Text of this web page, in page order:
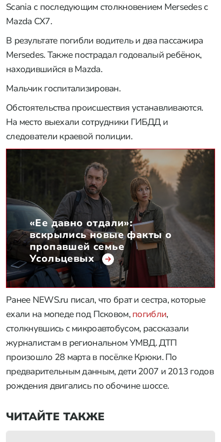
Scania с последующим столкновением Mersedes с
Mazda CX7.
В результате погибли водитель и два пассажира
Mersedes. Также пострадал годовалый ребёнок,
находившийся в Mazda.
Мальчик госпитализирован.
Обстоятельства происшествия устанавливаются.
На место выехали сотрудники ГИБДД и
следователи краевой полиции.
«Ее давно отдали»:
вскрылись новые факты о
пропавшей семье
Усольцевых
Ранее NEWS.ru писал, что брат и сестра, которые
ехали на мопеде под Псковом,погибли,
столкнувшись с микроавтобусом, рассказали
журналистам в региональном УМВД. ДТП
произошло 28 марта в посёлке Крюки. По
предварительным данным, дети 2007 и 2013 годов
рождения двигались по обочине шоссе.
ЧИТАЙТЕ ТАКЖЕ